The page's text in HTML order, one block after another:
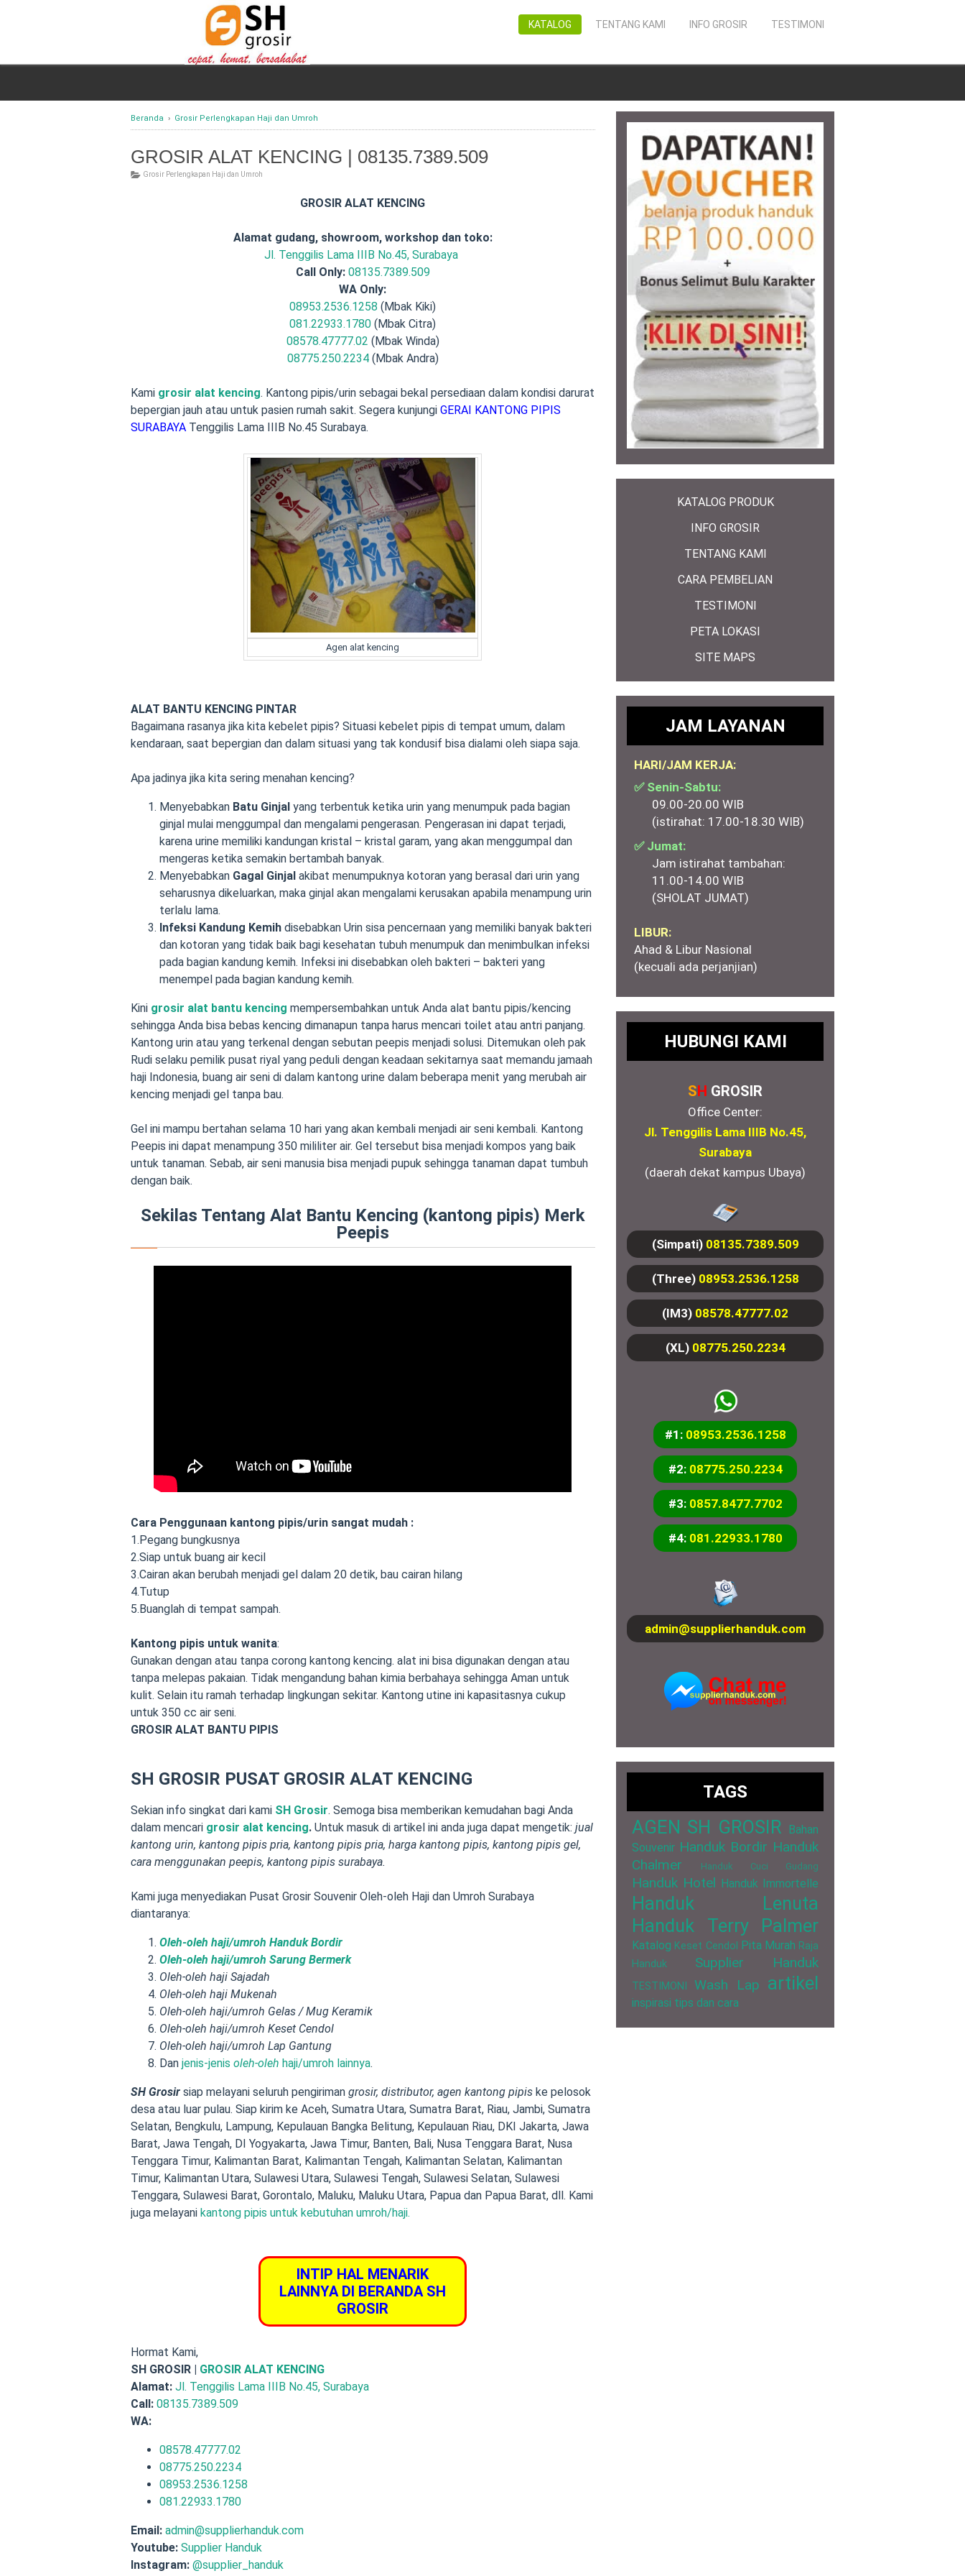
TESTIMONI
INFO GROSIR
TENTANG KAMI
KATALOG
Beranda › Grosir Perlengkapan Haji dan Umroh
GROSIR ALAT KENCING | 08135.7389.509
Grosir Perlengkapan Haji dan Umroh
GROSIR ALAT KENCING
Alamat gudang, showroom, workshop dan toko:
Jl. Tenggilis Lama IIIB No.45, Surabaya
Call Only: 08135.7389.509
WA Only:
08953.2536.1258 (Mbak Kiki)
081.22933.1780 (Mbak Citra)
08578.47777.02 (Mbak Winda)
08775.250.2234(Mbak Andra)
Kami grosir alat kencing. Kantong pipis/urin sebagai bekal persediaan dalam kondisi darurat
bepergian jauh atau untuk pasien rumah sakit. Segera kunjungi GERAI KANTONG PIPIS
SURABAYA Tenggilis Lama IIIB No.45 Surabaya.
Agen alat kencing
ALAT BANTU KENCING PINTAR
Bagaimana rasanya jika kita kebelet pipis? Situasi kebelet pipis di tempat umum, dalam
kendaraan, saat bepergian dan dalam situasi yang tak kondusif bisa dialami oleh siapa saja.
Apa jadinya jika kita sering menahan kencing?
Menyebabkan Batu Ginjal yang terbentuk ketika urin yang menumpuk pada bagian
ginjal mulai menggumpal dan mengalami pengerasan. Pengerasan ini dapat terjadi,
karena urine memiliki kandungan kristal – kristal garam, yang akan menggumpal dan
mengeras ketika semakin bertambah banyak.
Menyebabkan Gagal Ginjal akibat menumpuknya kotoran yang berasal dari urin yang
seharusnya dikeluarkan, maka ginjal akan mengalami kerusakan apabila menampung urin
terlalu lama.
Infeksi Kandung Kemih disebabkan Urin sisa pencernaan yang memiliki banyak bakteri
dan kotoran yang tidak baik bagi kesehatan tubuh menumpuk dan menimbulkan infeksi
pada bagian kandung kemih. Infeksi ini disebabkan oleh bakteri – bakteri yang
menempel pada bagian kandung kemih.
Kini grosir alat bantu kencing mempersembahkan untuk Anda alat bantu pipis/kencing
sehingga Anda bisa bebas kencing dimanapun tanpa harus mencari toilet atau antri panjang.
Kantong urin atau yang terkenal dengan sebutan peepis menjadi solusi. Ditemukan oleh pak
Rudi selaku pemilik pusat riyal yang peduli dengan keadaan sekitarnya saat memandu jamaah
haji Indonesia, buang air seni di dalam kantong urine dalam beberapa menit yang merubah air
kencing menjadi gel tanpa bau.
Gel ini mampu bertahan selama 10 hari yang akan kembali menjadi air seni kembali. Kantong
Peepis ini dapat menampung 350 mililiter air. Gel tersebut bisa menjadi kompos yang baik
untuk tanaman. Sebab, air seni manusia bisa menjadi pupuk sehingga tanaman dapat tumbuh
dengan baik.
Sekilas Tentang Alat Bantu Kencing (kantong pipis) Merk
Peepis
Cara Penggunaan kantong pipis/urin sangat mudah :
1.Pegang bungkusnya
2.Siap untuk buang air kecil
3.Cairan akan berubah menjadi gel dalam 20 detik, bau cairan hilang
4.Tutup
5.Buanglah di tempat sampah.
Kantong pipis untuk wanita:
Gunakan dengan atau tanpa corong kantong kencing. alat ini bisa digunakan dengan atau
tanpa melepas pakaian. Tidak mengandung bahan kimia berbahaya sehingga Aman untuk
kulit. Selain itu ramah terhadap lingkungan sekitar. Kantong utine ini kapasitasnya cukup
untuk 350 cc air seni.
GROSIR ALAT BANTU PIPIS
SH GROSIR PUSAT GROSIR ALAT KENCING
Sekian info singkat dari kami SH Grosir. Semoga bisa memberikan kemudahan bagi Anda
dalam mencari grosir alat kencing. Untuk masuk di artikel ini anda juga dapat mengetik: jual
kantong urin, kantong pipis pria, kantong pipis pria, harga kantong pipis, kantong pipis gel,
cara menggunakan peepis, kantong pipis surabaya.
Kami juga menyediakan Pusat Grosir Souvenir Oleh-oleh Haji dan Umroh Surabaya
diantaranya:
Oleh-oleh haji/umroh Handuk Bordir
Oleh-oleh haji/umroh Sarung Bermerk
Oleh-oleh haji Sajadah
Oleh-oleh haji Mukenah
Oleh-oleh haji/umroh Gelas / Mug Keramik
Oleh-oleh haji/umroh Keset Cendol
Oleh-oleh haji/umroh Lap Gantung
Dan jenis-jenis oleh-oleh haji/umroh lainnya.
SH Grosir siap melayani seluruh pengiriman grosir, distributor, agen kantong pipis ke pelosok
desa atau luar pulau. Siap kirim ke Aceh, Sumatra Utara, Sumatra Barat, Riau, Jambi, Sumatra
Selatan, Bengkulu, Lampung, Kepulauan Bangka Belitung, Kepulauan Riau, DKI Jakarta, Jawa
Barat, Jawa Tengah, DI Yogyakarta, Jawa Timur, Banten, Bali, Nusa Tenggara Barat, Nusa
Tenggara Timur, Kalimantan Barat, Kalimantan Tengah, Kalimantan Selatan, Kalimantan
Timur, Kalimantan Utara, Sulawesi Utara, Sulawesi Tengah, Sulawesi Selatan, Sulawesi
Tenggara, Sulawesi Barat, Gorontalo, Maluku, Maluku Utara, Papua dan Papua Barat, dll. Kami
juga melayani kantong pipis untuk kebutuhan umroh/haji.
INTIP HAL MENARIK
LAINNYA DI BERANDA SH
GROSIR
Hormat Kami,
SH GROSIR | GROSIR ALAT KENCING
Alamat: Jl. Tenggilis Lama IIIB No.45, Surabaya
Call: 08135.7389.509
WA:
08578.47777.02
08775.250.2234
08953.2536.1258
081.22933.1780
Email: admin@supplierhanduk.com
Youtube: Supplier Handuk
Instagram: @supplier_handuk
KATALOG PRODUK
INFO GROSIR
TENTANG KAMI
CARA PEMBELIAN
TESTIMONI
PETA LOKASI
SITE MAPS
JAM LAYANAN
HARI/JAM KERJA:
✅ Senin-Sabtu:
09.00-20.00 WIB
(istirahat: 17.00-18.30 WIB)
✅ Jumat:
Jam istirahat tambahan:
11.00-14.00 WIB
(SHOLAT JUMAT)
LIBUR:
Ahad & Libur Nasional
(kecuali ada perjanjian)
HUBUNGI KAMI
SH GROSIR
Office Center:
Jl. Tenggilis Lama IIIB No.45,
Surabaya
(daerah dekat kampus Ubaya)
(Simpati) 08135.7389.509
(Three) 08953.2536.1258
(IM3) 08578.47777.02
(XL) 08775.250.2234
#1: 08953.2536.1258
#2: 08775.250.2234
#3: 0857.8477.7702
#4: 081.22933.1780
admin@supplierhanduk.com
TAGS
AGEN SH GROSIR Bahan
Souvenir Handuk Bordir Handuk
Chalmer
Handuk Cuci Gudang
Handuk Hotel Handuk Immortelle
Handuk Lenuta
Handuk Terry Palmer
Katalog Keset Cendol Pita Murah Raja
Handuk
Supplier Handuk
TESTIMONI Wash Lap artikel
inspirasi tips dan cara